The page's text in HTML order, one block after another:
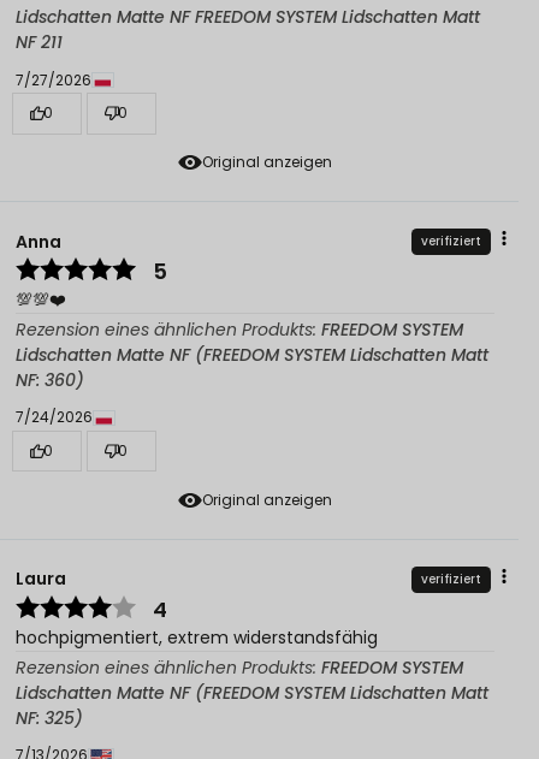
Original anzeigen
Lidschatten Matte NF FREEDOM SYSTEM Lidschatten Matt
NF 211
7/27/2026
0
0
Original anzeigen
Anna verifiziert
5
💯💯❤️
Rezension eines ähnlichen Produkts: FREEDOM SYSTEM
Lidschatten Matte NF (FREEDOM SYSTEM Lidschatten Matt
NF: 360)
7/24/2026
0
0
Laura verifiziert
4
hochpigmentiert, extrem widerstandsfähig
Rezension eines ähnlichen Produkts: FREEDOM SYSTEM
Lidschatten Matte NF (FREEDOM SYSTEM Lidschatten Matt
NF: 325)
7/13/2026